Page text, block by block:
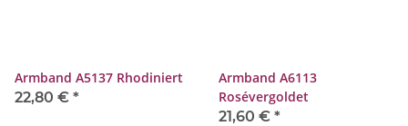
Armband A5137 Rhodiniert
22,80 € *
Armband A6113
Rosévergoldet
21,60 € *